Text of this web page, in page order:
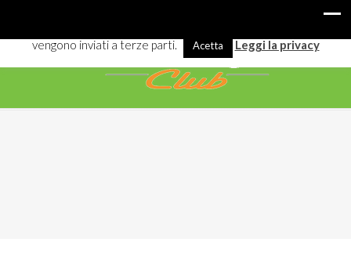
vengono inviati a terze parti.
Acetta Leggi la privacy